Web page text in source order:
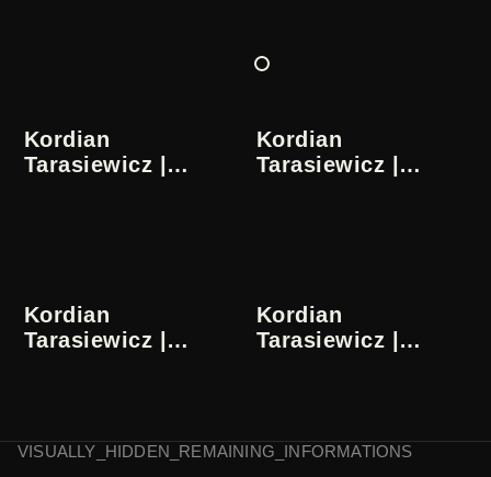
Kordian
Tarasiewicz |
Kordian
Tarasiewicz |
Kordian
Tarasiewicz |
Kordian
Tarasiewicz |
VISUALLY_HIDDEN_REMAINING_INFORMATIONS